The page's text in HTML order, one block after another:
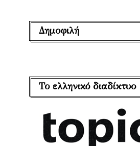
Δημοφιλή
Το ελληνικό διαδίκτυο